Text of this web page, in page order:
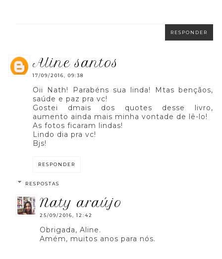
RESPONDER
aline santos
17/09/2016, 09:38
Oii Nath! Parabéns sua linda! Mtas bençãos,
saúde e paz pra vc!
Gostei dmais dos quotes desse livro,
aumento ainda mais minha vontade de lê-lo!
As fotos ficaram lindas!
Lindo dia pra vc!
Bjs!
RESPONDER
RESPOSTAS
naty araújo
25/09/2016, 12:42
Obrigada, Aline.
Amém, muitos anos para nós.